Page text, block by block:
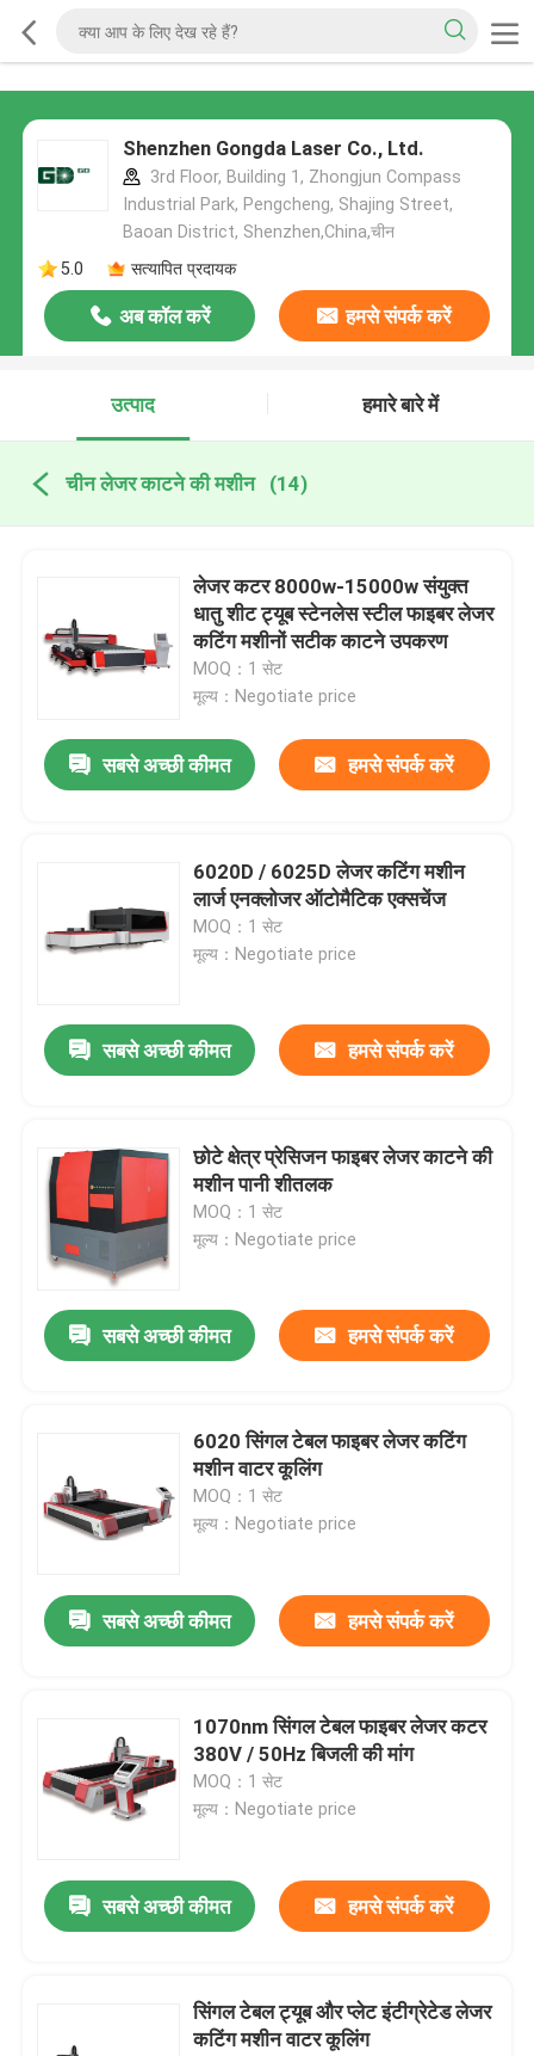
Shenzhen Gongda Laser Co., Ltd.
3rd Floor, Building 1, Zhongjun Compass
Industrial Park, Pengcheng, Shajing Street,
Baoan District, Shenzhen,China,चीन
5.0
सत्यापित प्रदायक
अब कॉल करें हमसे संपर्क करें
उत्पाद हमारे बारे में
चीन लेजर काटने की मशीन (14)
लेजर कटर 8000w-15000w संयुक्त
धातु शीट ट्यूब स्टेनलेस स्टील फाइबर लेजर
कटिंग मशीनों सटीक काटने उपकरण
MOQ：1 सेट
मूल्य：Negotiate price
सबसे अच्छी कीमत हमसे संपर्क करें
6020D / 6025D लेजर कटिंग मशीन
लार्ज एनक्लोजर ऑटोमैटिक एक्सचेंज
MOQ：1 सेट
मूल्य：Negotiate price
सबसे अच्छी कीमत हमसे संपर्क करें
छोटे क्षेत्र प्रेसिजन फाइबर लेजर काटने की
मशीन पानी शीतलक
MOQ：1 सेट
मूल्य：Negotiate price
सबसे अच्छी कीमत हमसे संपर्क करें
6020 सिंगल टेबल फाइबर लेजर कटिंग
मशीन वाटर कूलिंग
MOQ：1 सेट
मूल्य：Negotiate price
सबसे अच्छी कीमत हमसे संपर्क करें
1070nm सिंगल टेबल फाइबर लेजर कटर
380V / 50Hz बिजली की मांग
MOQ：1 सेट
मूल्य：Negotiate price
सबसे अच्छी कीमत हमसे संपर्क करें
सिंगल टेबल ट्यूब और प्लेट इंटीग्रेटेड लेजर
कटिंग मशीन वाटर कूलिंग